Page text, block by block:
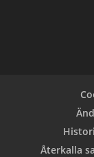
Återkalla